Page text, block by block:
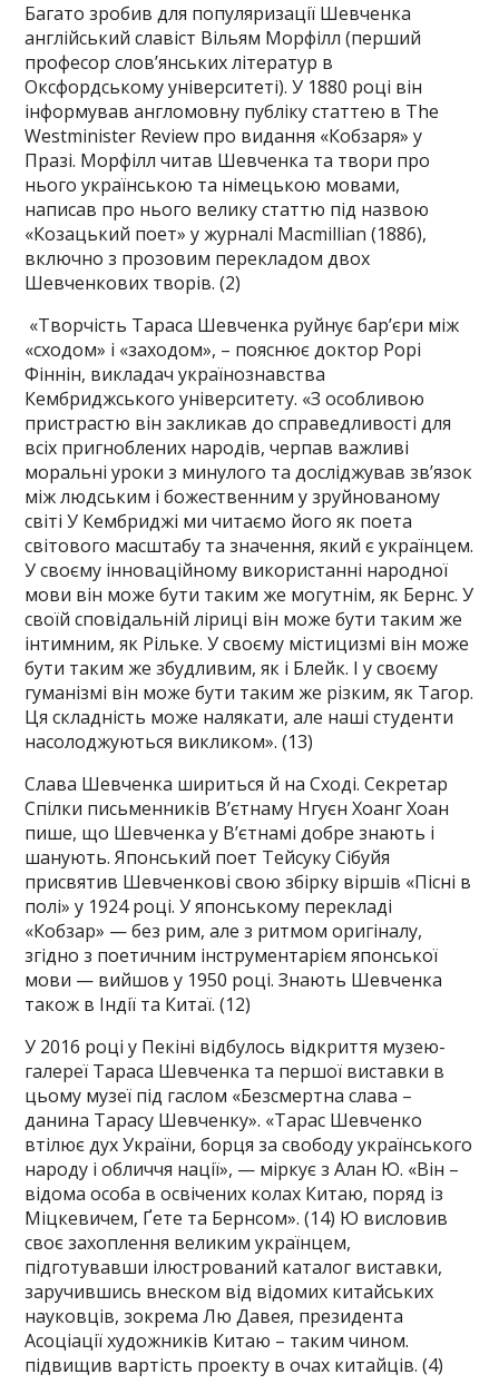
Багато зробив для популяризації Шевченка
англійський славіст Вільям Морфілл (перший
професор слов’янських літератур в
Оксфордському університеті). У 1880 році він
інформував англомовну публіку статтею в The
Westminister Review про видання «Кобзаря» у
Празі. Морфілл читав Шевченка та твори про
нього українською та німецькою мовами,
написав про нього велику статтю під назвою
«Козацький поет» у журналі Macmillian (1886),
включно з прозовим перекладом двох
Шевченкових творів. (2)
«Творчість Тараса Шевченка руйнує бар’єри між
«сходом» і «заходом», – пояснює доктор Рорі
Фіннін, викладач українознавства
Кембриджського університету. «З особливою
пристрастю він закликав до справедливості для
всіх пригноблених народів, черпав важливі
моральні уроки з минулого та досліджував зв’язок
між людським і божественним у зруйнованому
світі У Кембриджі ми читаємо його як поета
світового масштабу та значення, який є українцем.
У своєму інноваційному використанні народної
мови він може бути таким же могутнім, як Бернс. У
своїй сповідальній ліриці він може бути таким же
інтимним, як Рільке. У своєму містицизмі він може
бути таким же збудливим, як і Блейк. І у своєму
гуманізмі він може бути таким же різким, як Тагор.
Ця складність може налякати, але наші студенти
насолоджуються викликом». (13)
Слава Шевченка шириться й на Сході. Секретар
Спілки письменників В’єтнаму Нгуєн Хоанг Хоан
пише, що Шевченка у В’єтнамі добре знають і
шанують. Японський поет Тейсуку Сібуйя
присвятив Шевченкові свою збірку віршів «Пісні в
полі» у 1924 році. У японському перекладі
«Кобзар» — без рим, але з ритмом оригіналу,
згідно з поетичним інструментарієм японської
мови — вийшов у 1950 році. Знають Шевченка
також в Індії та Китаї. (12)
У 2016 році у Пекіні відбулось відкриття музею-
галереї Тараса Шевченка та першої виставки в
цьому музеї під гаслом «Безсмертна слава –
данина Тарасу Шевченку». «Тарас Шевченко
втілює дух України, борця за свободу українського
народу і обличчя нації», — міркує з Алан Ю. «Він –
відома особа в освічених колах Китаю, поряд із
Міцкевичем, Ґете та Бернсом». (14) Ю висловив
своє захоплення великим українцем,
підготувавши ілюстрований каталог виставки,
заручившись внеском від відомих китайських
науковців, зокрема Лю Давея, президента
Асоціації художників Китаю – таким чином.
підвищив вартість проекту в очах китайців. (4)